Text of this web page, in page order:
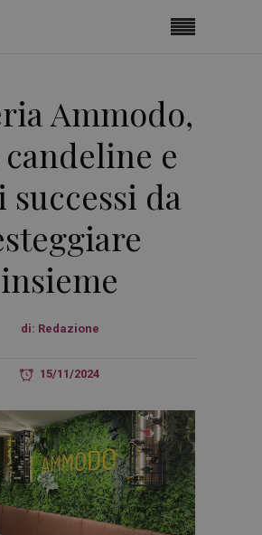
Ammodo,
e
da
insieme
di: Redazione
15/11/2024